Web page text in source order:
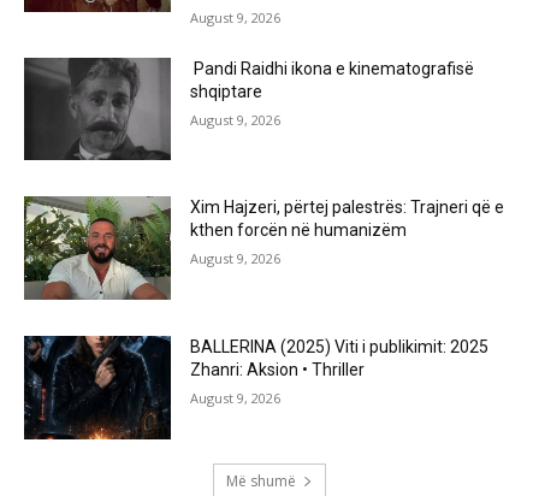
August 9, 2026
Pandi Raidhi ikona e kinematografisë
shqiptare
August 9, 2026
Xim Hajzeri, përtej palestrës: Trajneri që e
kthen forcën në humanizëm
August 9, 2026
BALLERINA (2025) Viti i publikimit: 2025
Zhanri: Aksion • Thriller
August 9, 2026
Më shumë